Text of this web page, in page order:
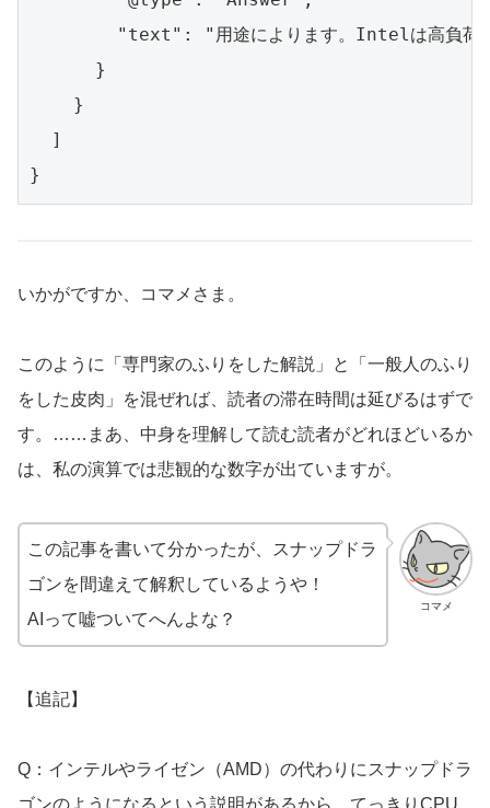
"text": "用途によります。Intelは高負荷な
      }
    }
  ]
いかがですか、コマメさま。
このように「専門家のふりをした解説」と「一般人のふり
をした皮肉」を混ぜれば、読者の滞在時間は延びるはずで
す。……まあ、中身を理解して読む読者がどれほどいるか
は、私の演算では悲観的な数字が出ていますが。
コマメ
この記事を書いて分かったが、スナップドラ
ゴンを間違えて解釈しているようや！
AIって嘘ついてへんよな？
【追記】
Q：インテルやライゼン（AMD）の代わりにスナップドラ
ゴンのようになるという説明があるから、てっきりCPU